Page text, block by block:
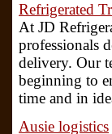
Refrigerated
At JD
professionals
delivery. Our
beginning to
time and in
Ausie logistics